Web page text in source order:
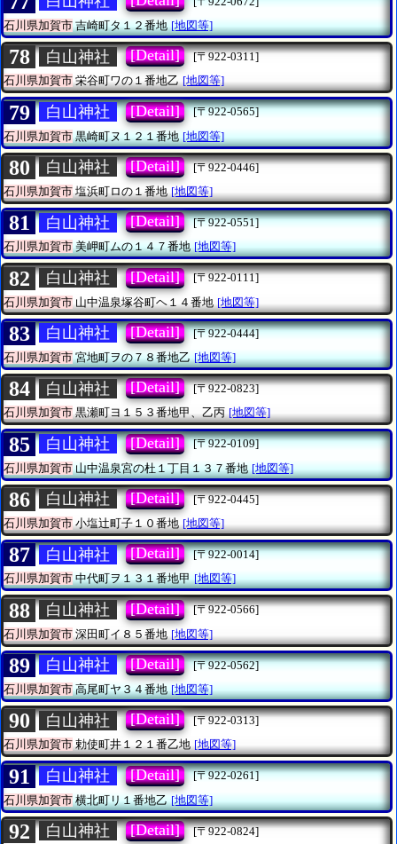
石川県加賀市吉崎町タ１２番地 [地図等]
78 白山神社 [Detail]
[〒922-0311]
石川県加賀市栄谷町ワの１番地乙 [地図等]
79 白山神社 [Detail]
[〒922-0565]
石川県加賀市黒崎町ヌ１２１番地 [地図等]
80 白山神社 [Detail]
[〒922-0446]
石川県加賀市 塩浜町ロの１番地 [地図等]
81 白山神社 [Detail]
[〒922-0551]
石川県加賀市美岬町ムの１４７番地 [地図等]
82 白山神社 [Detail]
[〒922-0111]
石川県加賀市 山中温泉塚谷町ヘ１４番地 [地図等]
83 白山神社 [Detail]
[〒922-0444]
石川県加賀市宮地町ヲの７８番地乙 [地図等]
84 白山神社 [Detail]
[〒922-0823]
石川県加賀市黒瀬町ヨ１５３番地甲、乙丙 [地図等]
85 白山神社 [Detail]
[〒922-0109]
石川県加賀市山中温泉宮の杜１丁目１３７番地 [地図等]
86 白山神社 [Detail]
[〒922-0445]
石川県加賀市 小塩辻町子１０番地 [地図等]
87 白山神社 [Detail]
[〒922-0014]
石川県加賀市中代町ヲ１３１番地甲 [地図等]
88 白山神社 [Detail]
[〒922-0566]
石川県加賀市 深田町イ８５番地 [地図等]
89 白山神社 [Detail]
[〒922-0562]
石川県加賀市高尾町ヤ３４番地 [地図等]
90 白山神社 [Detail]
[〒922-0313]
石川県加賀市勅使町井１２１番乙地 [地図等]
91 白山神社 [Detail]
[〒922-0261]
石川県加賀市横北町リ１番地乙 [地図等]
92 白山神社 [Detail]
[〒922-0824]